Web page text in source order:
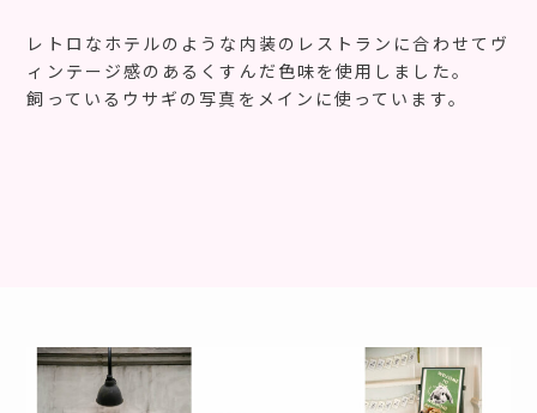
レトロなホテルのような内装のレストランに合わせてヴ
ィンテージ感のあるくすんだ色味を使用しました。
飼っているウサギの写真をメインに使っています。